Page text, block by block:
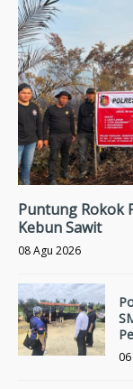
Puntung Rokok
Kebun Sawit
08 Agu 2026